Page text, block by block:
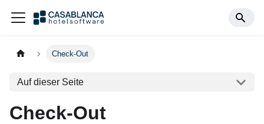
Check-Out
Auf dieser Seite
Check-Out